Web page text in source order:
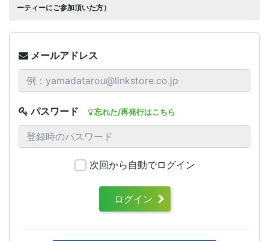
ーティーにご参加頂いた方）
メールアドレス
パスワード 忘れた/再発行はこちら
次回から自動でログイン
ログイン